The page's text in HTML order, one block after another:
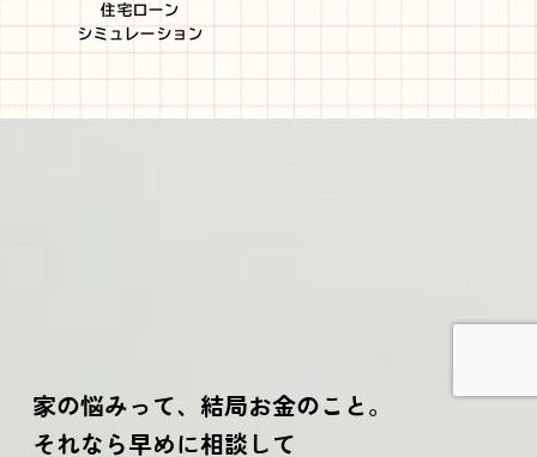
住宅ローン
シミュレーション
家の悩みって、結局お金のこと。
それなら早めに相談して